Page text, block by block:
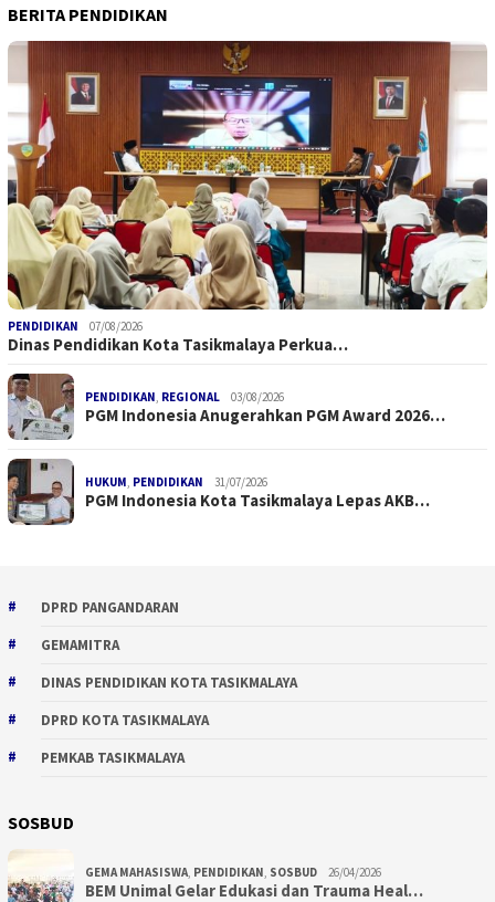
BERITA PENDIDIKAN
PENDIDIKAN 07/08/2026
Dinas Pendidikan Kota Tasikmalaya Perkua…
PENDIDIKAN, REGIONAL 03/08/2026
PGM Indonesia Anugerahkan PGM Award 2026…
HUKUM, PENDIDIKAN 31/07/2026
PGM Indonesia Kota Tasikmalaya Lepas AKB…
DPRD PANGANDARAN
GEMAMITRA
DINAS PENDIDIKAN KOTA TASIKMALAYA
DPRD KOTA TASIKMALAYA
PEMKAB TASIKMALAYA
SOSBUD
GEMA MAHASISWA, PENDIDIKAN, SOSBUD 26/04/2026
BEM Unimal Gelar Edukasi dan Trauma Heal…